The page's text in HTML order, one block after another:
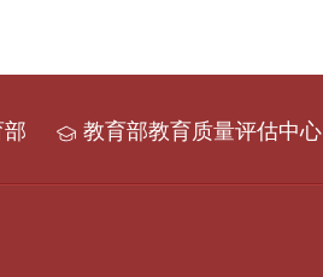
教育部教育质量评估中心